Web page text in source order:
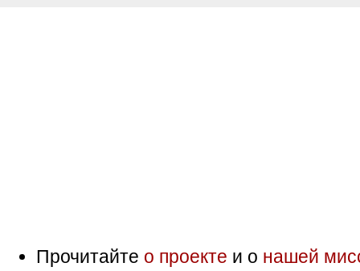
Прочитайте о проекте и о нашей